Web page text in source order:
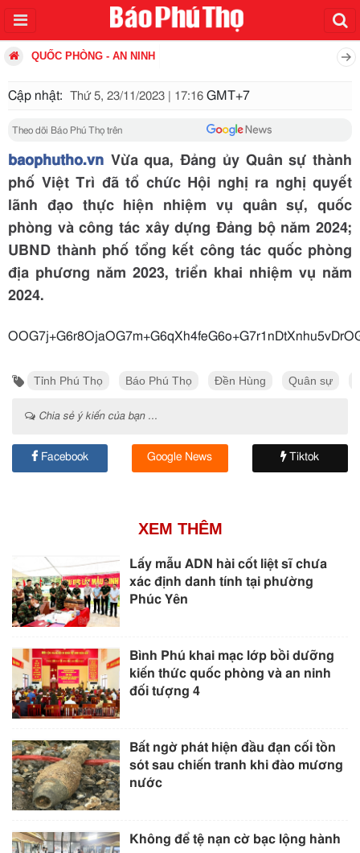
QUỐC PHÒNG - AN NINH
Cập nhật: Thứ 5, 23/11/2023 | 17:16 GMT+7
Theo dõi Báo Phú Thọ trên
baophutho.vn Vừa qua, Đảng ủy Quân sự thành
phố Việt Trì đã tổ chức Hội nghị ra nghị quyết
lãnh đạo thực hiện nhiệm vụ quân sự, quốc
phòng và công tác xây dựng Đảng bộ năm 2024;
UBND thành phố tổng kết công tác quốc phòng
địa phương năm 2023, triển khai nhiệm vụ năm
2024.
Tỉnh Phú Thọ Báo Phú Thọ Đền Hùng Quân sự
Chia sẻ ý kiến của bạn ...
Facebook Google News Tiktok
XEM THÊM
Lấy mẫu ADN hài cốt liệt sĩ chưa
xác định danh tính tại phường
Phúc Yên
Bình Phú khai mạc lớp bồi dưỡng
kiến thức quốc phòng và an ninh
đối tượng 4
Bất ngờ phát hiện đầu đạn cối tồn
sót sau chiến tranh khi đào mương
nước
Không để tệ nạn cờ bạc lộng hành